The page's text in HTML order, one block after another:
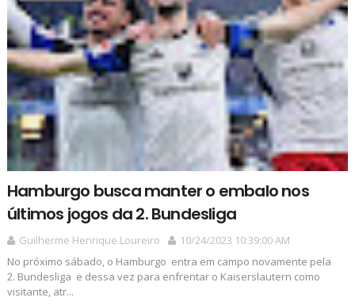
Hamburgo busca manter o embalo nos
últimos jogos da 2. Bundesliga
Guilherme Henrique Loureiro
10/24/2023 10:39:00 AM
No próximo sábado, o Hamburgo entra em campo novamente pela
2. Bundesliga e dessa vez para enfrentar o Kaiserslautern como
visitante, atr...